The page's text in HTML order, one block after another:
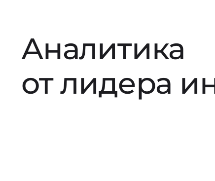
Аналитика
от лидера